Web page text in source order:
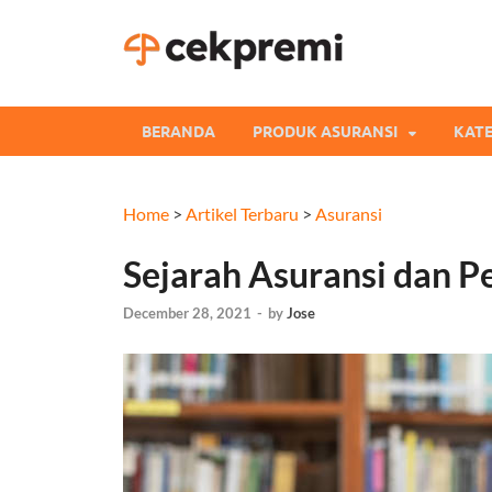
BERANDA PRODUK ASURANSI
Home > Artikel Terbaru > Asuransi
Sejarah Asuransi dan
December 28, 2021 - byJose